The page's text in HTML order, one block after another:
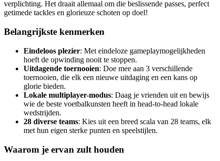
verplichting. Het draait allemaal om die beslissende passes, perfect
getimede tackles en glorieuze schoten op doel!
Belangrijkste kenmerken
Eindeloos plezier: Met eindeloze gameplaymogelijkheden
hoeft de opwinding nooit te stoppen.
Uitdagende toernooien: Doe mee aan 3 verschillende
toernooien, die elk een nieuwe uitdaging en een kans op
glorie bieden.
Lokale multiplayer-modus: Daag je vrienden uit en bewijs
wie de beste voetbalkunsten heeft in head-to-head lokale
wedstrijden.
28 diverse teams: Kies uit een breed scala van 28 teams, elk
met hun eigen sterke punten en speelstijlen.
Waarom je ervan zult houden